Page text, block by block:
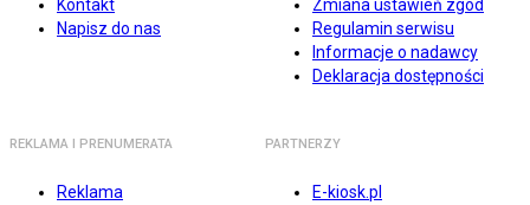
Kontakt
Napisz do nas
Zmiana ustawień zgód
Regulamin serwisu
Informacje o nadawcy
Deklaracja dostępności
REKLAMA I PRENUMERATA
Reklama
PARTNERZY
E-kiosk.pl